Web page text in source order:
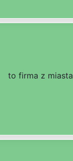
to firma z